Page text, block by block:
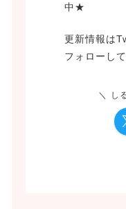
中★
更新情報は
フォローして
し